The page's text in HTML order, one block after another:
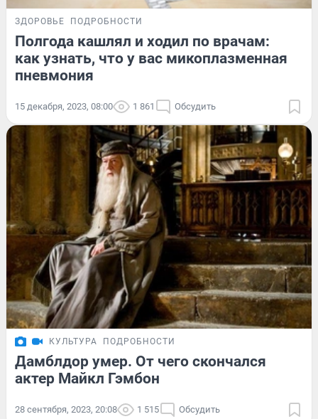
ЗДОРОВЬЕ ПОДРОБНОСТИ
Полгода кашлял и ходил по врачам:
как узнать, что у вас микоплазменная
пневмония
15 декабря, 2023, 08:00 1 861 Обсудить
КУЛЬТУРА ПОДРОБНОСТИ
Дамблдор умер. От чего скончался
актер Майкл Гэмбон
28 сентября, 2023, 20:08 1 515 Обсудить